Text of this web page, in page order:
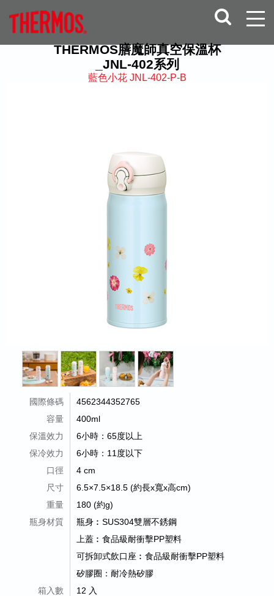
THERMOS膳魔師真空保溫杯
_JNL-402系列
藍色小花 JNL-402-P-B
國際條碼
4562344352765
容量
400ml
保溫效力
6小時：65度以上
保冷效力
6小時：11度以下
口徑
4 cm
尺寸
6.5×7.5×18.5 (約長x寬x高cm)
重量
180 (約g)
瓶身材質
瓶身︰SUS304雙層不銹鋼
上蓋︰食品級耐衝擊PP塑料
可拆卸式飲口座︰食品級耐衝擊PP塑料
矽膠圈：耐冷熱矽膠
箱入數
12 入